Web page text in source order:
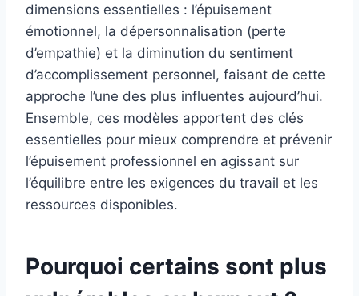
dimensions essentielles : l’épuisement
émotionnel, la dépersonnalisation (perte
d’empathie) et la diminution du sentiment
d’accomplissement personnel, faisant de cette
approche l’une des plus influentes aujourd’hui.
Ensemble, ces modèles apportent des clés
essentielles pour mieux comprendre et prévenir
l’épuisement professionnel en agissant sur
l’équilibre entre les exigences du travail et les
ressources disponibles.
Pourquoi certains sont plus